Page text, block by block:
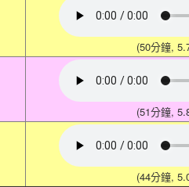
(50分鐘,
(51分鐘,
(44分鐘,